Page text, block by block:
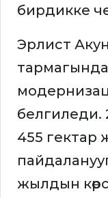
бирдикке
Эрлист
455 гектар
жылдын